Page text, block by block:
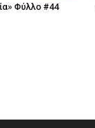
Φύλλο #44